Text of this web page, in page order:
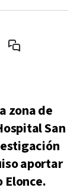
zona de
San
aportar
Elonce.